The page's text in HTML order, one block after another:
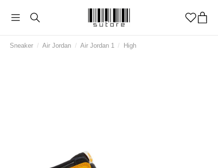
Sneaker / Air Jordan / Air Jordan 1 / High